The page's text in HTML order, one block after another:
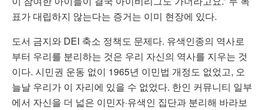
표가 대립하지 않는다는 증거는 이미 현장에 있다.
도서 금지와 DEI 축소 정책도 문제다. 유색인종의 역사로
부터 우리를 분리하는 것은 우리 자신의 역사를 지우는 것
이다. 시민권 운동 없이 1965년 이민법 개정도 없었고, 오
늘날 우리가 이 자리에 있을 수 없었다. 한인 커뮤니티 일부
에서 자신을 더 넓은 이민자·유색인 집단과 분리해 바라보